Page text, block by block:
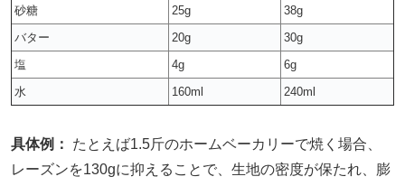
砂糖
25g
38g
バター
20g
30g
塩
4g
6g
水
160ml 240ml
具体例：
たとえば1.5斤のホームベーカリーで焼く場合、
レーズンを130gに抑えることで、生地の密度が保たれ、膨